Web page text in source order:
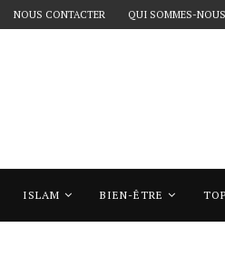
NOUS CONTACTER QUI SOMMES-
ISLAM BIEN-ÊTRE
!